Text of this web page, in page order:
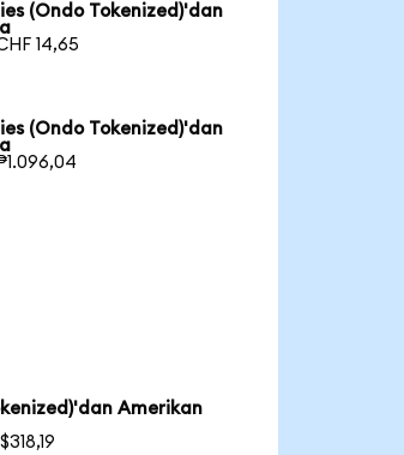
(Ondo Tokenized)'dan
14,65
(Ondo Tokenized)'dan
Amerikan